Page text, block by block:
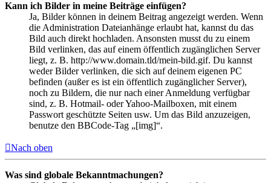
Kann ich Bilder in meine Beiträge einfügen?
Ja, Bilder können in deinem Beitrag angezeigt werden. Wenn
die Administration Dateianhänge erlaubt hat, kannst du das
Bild auch direkt hochladen. Ansonsten musst du zu einem
Bild verlinken, das auf einem öffentlich zugänglichen Server
liegt, z. B. http://www.domain.tld/mein-bild.gif. Du kannst
weder Bilder verlinken, die sich auf deinem eigenen PC
befinden (außer es ist ein öffentlich zugänglicher Server),
noch zu Bildern, die nur nach einer Anmeldung verfügbar
sind, z. B. Hotmail- oder Yahoo-Mailboxen, mit einem
Passwort geschützte Seiten usw. Um das Bild anzuzeigen,
benutze den BBCode-Tag „[img]“.
Nach oben
Was sind globale Bekanntmachungen?